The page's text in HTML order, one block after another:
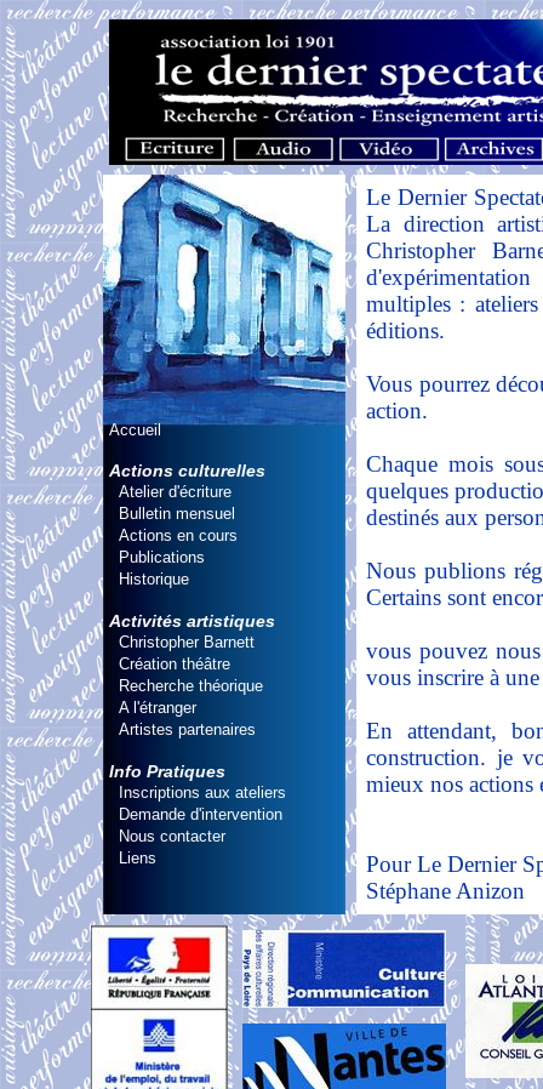
Accueil
Actions culturelles
Atelier d'écriture
Bulletin mensuel
Actions en cours
Publications
Historique
Activités artistiques
Christopher Barnett
Création théâtre
Recherche théorique
A l'étranger
Artistes partenaires
Info Pratiques
Inscriptions aux ateliers
Demande d'intervention
Nous contacter
Liens
Le Dernier
La direction
Christopher
multiples :
éditions.
Vous pourrez
action.
Chaque mois
quelques
destinés aux
Nous publions
Certains sont
vous pouvez
vous inscrire à
En attendant,
construction. je
mieux nos actions
Pour Le Dernier
Stéphane Anizon